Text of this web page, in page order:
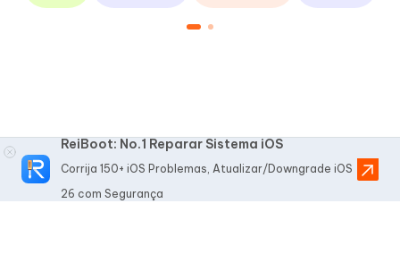
ReiBoot: No.1 Reparar Sistema iOS
Corrija 150+ iOS Problemas, Atualizar/Downgrade iOS
26 com Segurança